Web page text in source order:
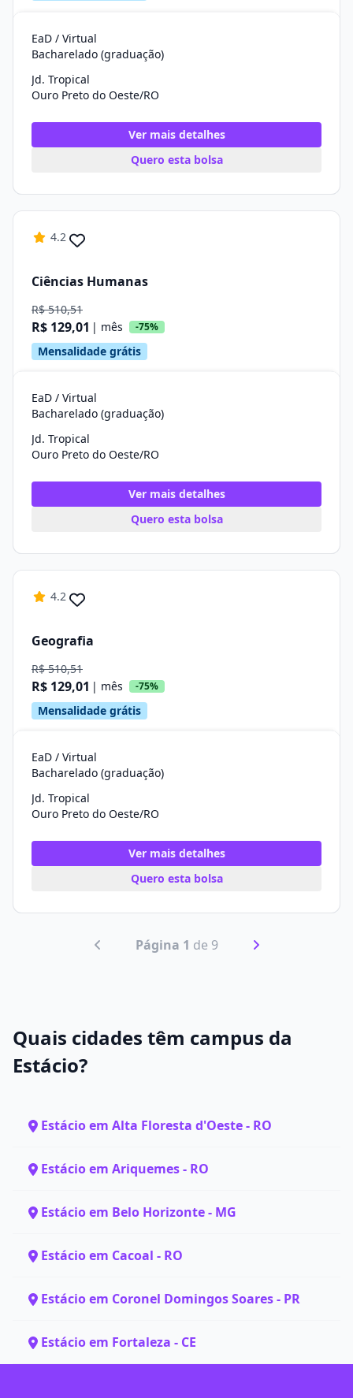
EaD / Virtual
Bacharelado (graduação)
Jd. Tropical
Ouro Preto do Oeste/RO
Ver mais detalhes
Quero esta bolsa
4.2
Ciências Humanas
R$ 510,51
R$ 129,01 | mês -75%
Mensalidade grátis
EaD / Virtual
Bacharelado (graduação)
Jd. Tropical
Ouro Preto do Oeste/RO
Ver mais detalhes
Quero esta bolsa
4.2
Geografia
R$ 510,51
R$ 129,01 | mês -75%
Mensalidade grátis
EaD / Virtual
Bacharelado (graduação)
Jd. Tropical
Ouro Preto do Oeste/RO
Ver mais detalhes
Quero esta bolsa
Página 1 de 9
Quais cidades têm campus da
Estácio?
Estácio em Alta Floresta d'Oeste - RO
Estácio em Ariquemes - RO
Estácio em Belo Horizonte - MG
Estácio em Cacoal - RO
Estácio em Coronel Domingos Soares - PR
Estácio em Fortaleza - CE